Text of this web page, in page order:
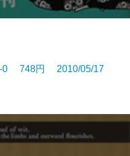
0 748円 2010/05/17